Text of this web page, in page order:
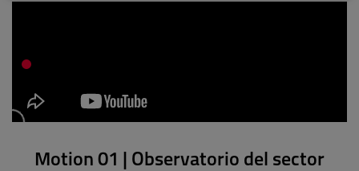
Motion 01 | Observatorio del sector